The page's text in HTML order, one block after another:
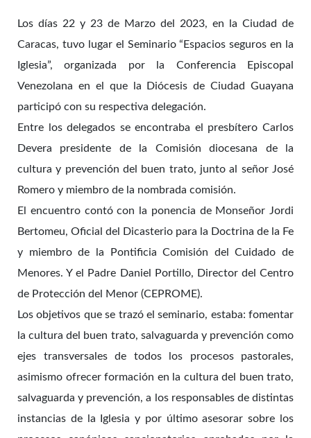
Los días 22 y 23 de Marzo del 2023, en la Ciudad de
Caracas, tuvo lugar el Seminario “Espacios seguros en la
Iglesia”, organizada por la Conferencia Episcopal
Venezolana en el que la Diócesis de Ciudad Guayana
participó con su respectiva delegación.
Entre los delegados se encontraba el presbítero Carlos
Devera presidente de la Comisión diocesana de la
cultura y prevención del buen trato, junto al señor José
Romero y miembro de la nombrada comisión.
El encuentro contó con la ponencia de Monseñor Jordi
Bertomeu, Oficial del Dicasterio para la Doctrina de la Fe
y miembro de la Pontificia Comisión del Cuidado de
Menores. Y el Padre Daniel Portillo, Director del Centro
de Protección del Menor (CEPROME).
Los objetivos que se trazó el seminario, estaba: fomentar
la cultura del buen trato, salvaguarda y prevención como
ejes transversales de todos los procesos pastorales,
asimismo ofrecer formación en la cultura del buen trato,
salvaguarda y prevención, a los responsables de distintas
instancias de la Iglesia y por último asesorar sobre los